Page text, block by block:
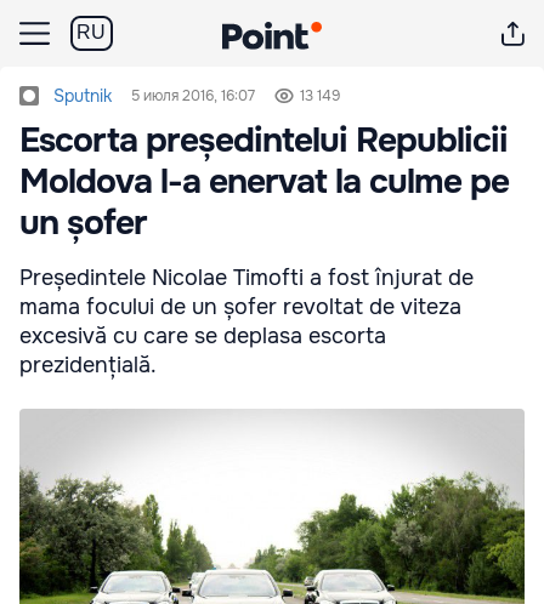
RU
Sputnik 5 июля 2016, 16:07 13 149
Escorta președintelui Republicii
Moldova l-a enervat la culme pe
un șofer
Președintele Nicolae Timofti a fost înjurat de
mama focului de un șofer revoltat de viteza
excesivă cu care se deplasa escorta
prezidențială.